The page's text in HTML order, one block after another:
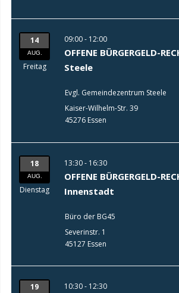
14
AUG.
Freitag
09:00 - 12:00
OFFENE BÜRGERGELD-
Steele
Evgl. Gemeindezentrum Steele
Kaiser-Wilhelm-Str. 39
45276 Essen
18
AUG.
Dienstag
13:30 - 16:30
OFFENE BÜRGERGELD-
Innenstadt
Büro der BG45
Severinstr. 1
45127 Essen
19 10:30 - 12:30